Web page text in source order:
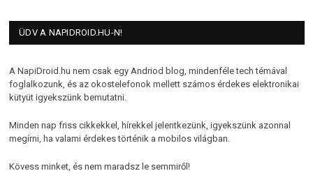
ÜDV A NAPIDROID.HU-N!
A NapiDroid.hu nem csak egy Andriod blog, mindenféle tech témával
foglalkozunk, és az okostelefonok mellett számos érdekes elektronikai
kütyüt igyekszünk bemutatni.
Minden nap friss cikkekkel, hírekkel jelentkezünk, igyekszünk azonnal
megírni, ha valami érdekes történik a mobilos világban.
Kövess minket, és nem maradsz le semmiről!